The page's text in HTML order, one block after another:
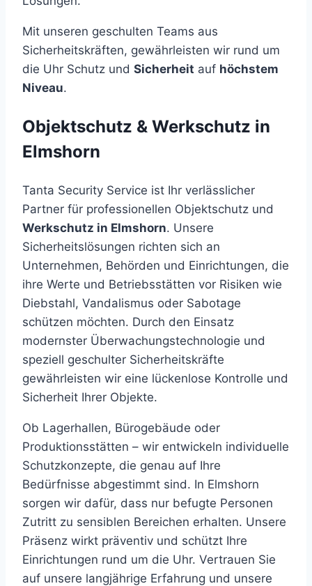
Mit unseren geschulten Teams aus
Sicherheitskräften, gewährleisten wir rund um
die Uhr Schutz und Sicherheit auf höchstem
Niveau.
Objektschutz & Werkschutz in
Elmshorn
Tanta Security Service ist Ihr verlässlicher
Partner für professionellen Objektschutz und
Werkschutz in Elmshorn. Unsere
Sicherheitslösungen richten sich an
Unternehmen, Behörden und Einrichtungen, die
ihre Werte und Betriebsstätten vor Risiken wie
Diebstahl, Vandalismus oder Sabotage
schützen möchten. Durch den Einsatz
modernster Überwachungstechnologie und
speziell geschulter Sicherheitskräfte
gewährleisten wir eine lückenlose Kontrolle und
Sicherheit Ihrer Objekte.
Ob Lagerhallen, Bürogebäude oder
Produktionsstätten – wir entwickeln individuelle
Schutzkonzepte, die genau auf Ihre
Bedürfnisse abgestimmt sind. In Elmshorn
sorgen wir dafür, dass nur befugte Personen
Zutritt zu sensiblen Bereichen erhalten. Unsere
Präsenz wirkt präventiv und schützt Ihre
Einrichtungen rund um die Uhr. Vertrauen Sie
auf unsere langjährige Erfahrung und unsere